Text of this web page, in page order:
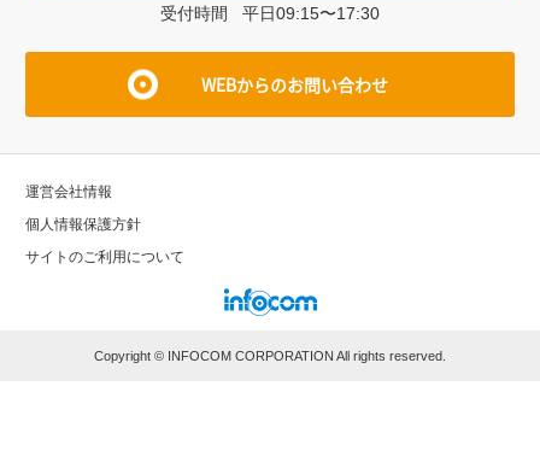
受付時間 平⽇09:15〜17:30
WEBからのお問い合わせ
運営会社情報
個⼈情報保護⽅針
サイトのご利⽤について
Copyright © INFOCOM CORPORATION All rights reserved.